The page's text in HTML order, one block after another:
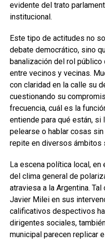
evidente del trato
institucional.
Este tipo de actitudes no
debate democrático, sino
banalización del rol
entre vecinos y vecinas.
con claridad en la calle su
cuestionando su
frecuencia, cuál es la
entiende para qué están, si
pelearse o hablar cosas
repite en diversos ámbitos
La escena política local,
del clima general de
atraviesa a la Argentina.
Javier Milei en sus
calificativos despectivos
dirigentes sociales,
municipal parecen replicar